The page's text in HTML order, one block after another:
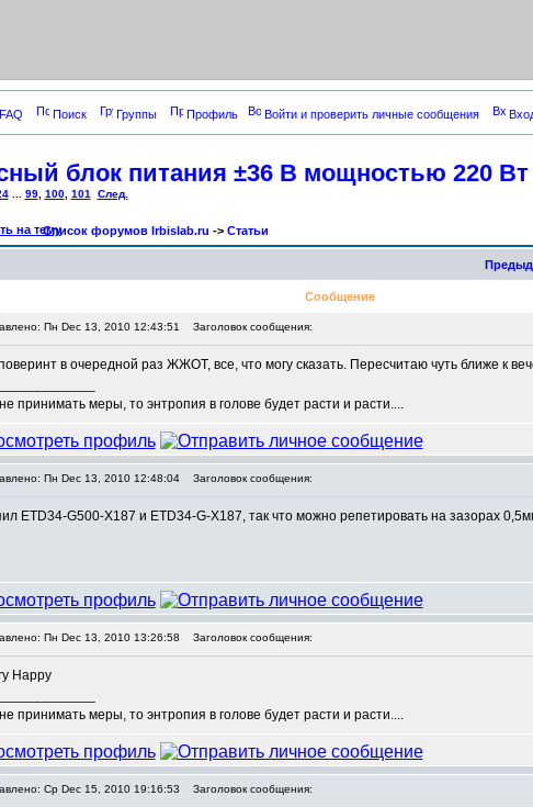
FAQ Поиск Группы Профиль Войти и проверить личные сообщения
блок питания ±36 В мощностью 220 Вт
... 99, 100, 101 След.
Список форумов Irbislab.ru -> Статьи
Сообщение
Пн Dec 13, 2010 12:43:51 Заголовок сообщения:
в очередной раз ЖЖОТ, все, что могу сказать. Пересчитаю чуть ближе к
принимать меры, то энтропия в голове будет расти и расти....
Пн Dec 13, 2010 12:48:04 Заголовок сообщения:
ETD34-G500-X187 и ETD34-G-X187, так что можно репетировать на зазорах
Пн Dec 13, 2010 13:26:58 Заголовок сообщения:
принимать меры, то энтропия в голове будет расти и расти....
Ср Dec 15, 2010 19:16:53 Заголовок сообщения: